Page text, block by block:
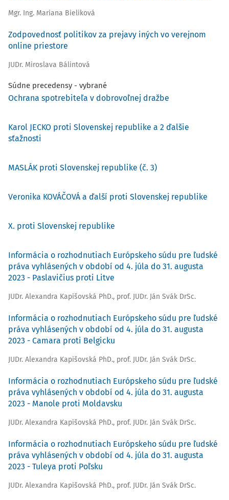
Mgr. Ing. Mariana Bieliková
Zodpovednosť politikov za prejavy iných vo verejnom
online priestore
JUDr. Miroslava Bálintová
Súdne precedensy - vybrané
Ochrana spotrebiteľa v dobrovoľnej dražbe
Karol JECKO proti Slovenskej republike a 2 ďalšie
sťažnosti
MASLÁK proti Slovenskej republike (č. 3)
Veronika KOVÁČOVÁ a ďalší proti Slovenskej republike
X. proti Slovenskej republike
Informácia o rozhodnutiach Európskeho súdu pre ľudské
práva vyhlásených v období od 4. júla do 31. augusta
2023 - Paslavičius proti Litve
JUDr. Alexandra Kapišovská PhD., prof. JUDr. Ján Svák DrSc.
Informácia o rozhodnutiach Európskeho súdu pre ľudské
práva vyhlásených v období od 4. júla do 31. augusta
2023 - Camara proti Belgicku
JUDr. Alexandra Kapišovská PhD., prof. JUDr. Ján Svák DrSc.
Informácia o rozhodnutiach Európskeho súdu pre ľudské
práva vyhlásených v období od 4. júla do 31. augusta
2023 - Manole proti Moldavsku
JUDr. Alexandra Kapišovská PhD., prof. JUDr. Ján Svák DrSc.
Informácia o rozhodnutiach Európskeho súdu pre ľudské
práva vyhlásených v období od 4. júla do 31. augusta
2023 - Tuleya proti Poľsku
JUDr. Alexandra Kapišovská PhD., prof. JUDr. Ján Svák DrSc.